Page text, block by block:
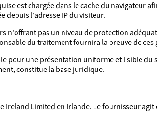
est chargée dans le cache du navigateur
depuis l'adresse IP du visiteur.
n'offrant pas un niveau de protection
du traitement fournira la preuve de ces
pour une présentation uniforme et lisible du
constitue la base juridique.
Ireland Limited en Irlande. Le fournisseur